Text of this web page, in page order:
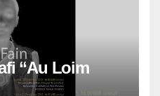
“Au Loim